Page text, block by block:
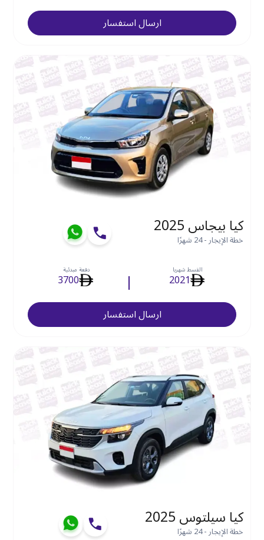
ارسال استفسار
كيا بيجاس 2025
خطة الإيجار - 24 شهرًا
القسط شهريا
2021
دفعة مبدئية
3700
ارسال استفسار
كيا سيلتوس 2025
خطة الإيجار - 24 شهرًا